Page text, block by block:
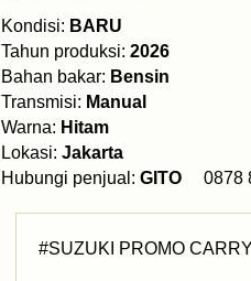
Kondisi: BARU
Tahun produksi: 2026
Bahan bakar: Bensin
Transmisi: Manual
Warna: Hitam
Lokasi: Jakarta
Hubungi penjual: GITO 0878
#SUZUKI PROMO